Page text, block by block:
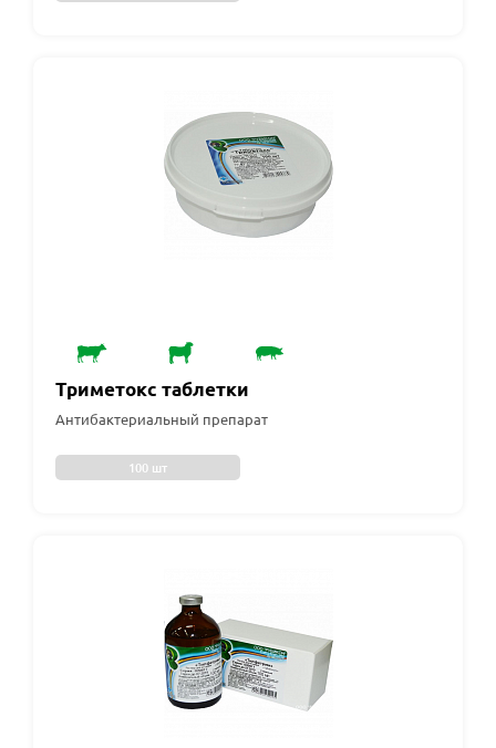
Триметокс таблетки
Антибактериальный препарат
100 шт